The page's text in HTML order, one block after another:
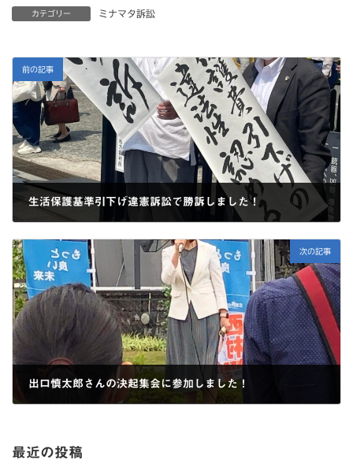
カテゴリー ミナマタ訴訟
前の記事
生活保護基準引下げ違憲訴訟で勝訴しました！
次の記事
出口慎太郎さんの決起集会に参加しました！
最近の投稿